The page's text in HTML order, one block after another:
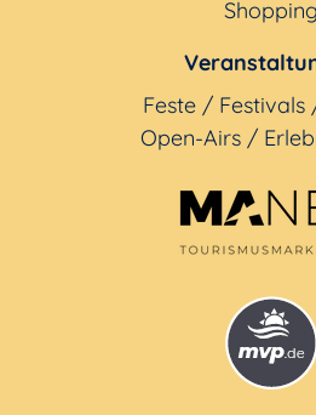
Shopping
Feste /
Open-Airs /